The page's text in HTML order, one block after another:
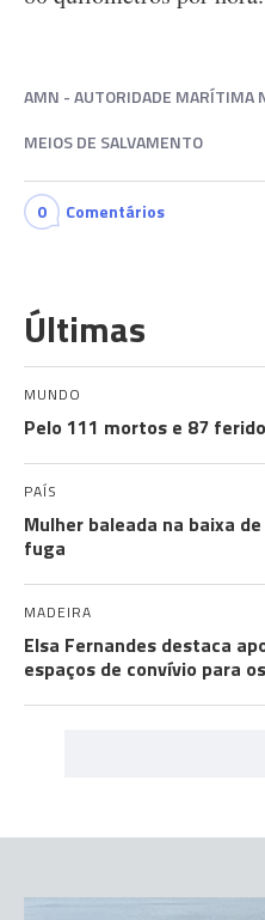
AMN - AUTORIDADE MARÍTIMA
MEIOS DE SALVAMENTO
0 Comentários
Últimas
MUNDO
Pelo 111 mortos e 87
PAÍS
Mulher baleada na baixa
fuga
MADEIRA
Elsa Fernandes destaca
espaços de convívio para